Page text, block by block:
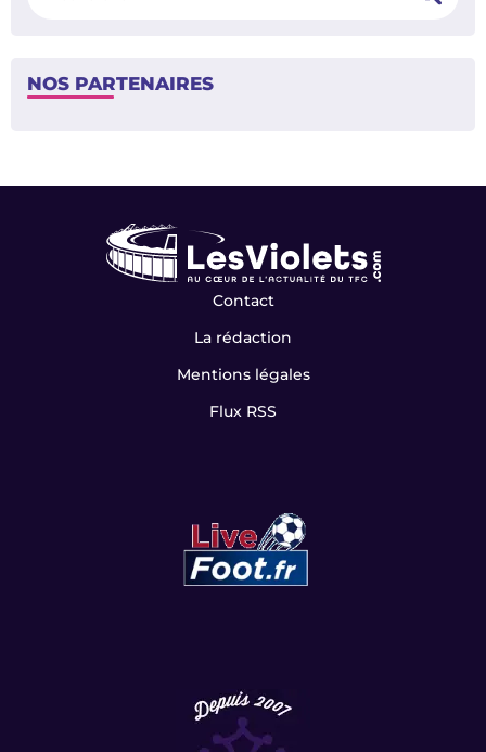
NOS PARTENAIRES
Contact
La rédaction
Mentions légales
Flux RSS